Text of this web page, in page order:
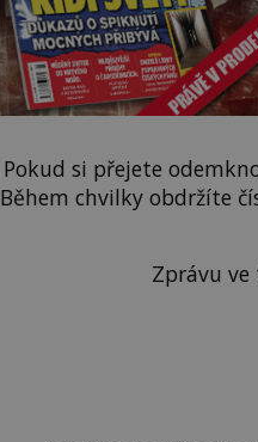
Pokud si přejete
Během chvilky obdržíte
Zprávu ve